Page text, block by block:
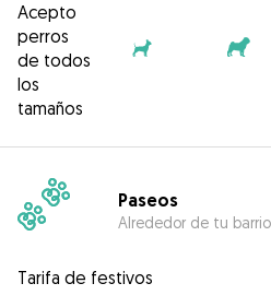
Acepto
perros
de todos
los
tamaños
Paseos
Alrededor de tu
Tarifa de festivos